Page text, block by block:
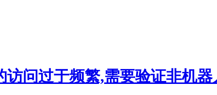
访问过于频繁,需要验证非机器